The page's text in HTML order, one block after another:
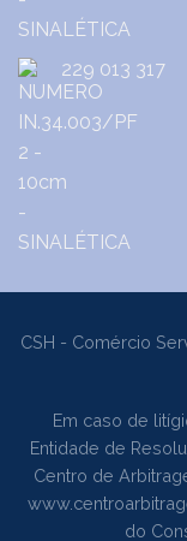
229 013 317
CSH - Comércio
Em caso de
Entidade de
Centro de
do